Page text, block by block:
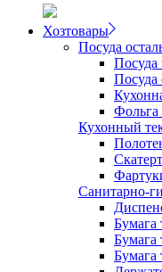
Хозтовары
Посуда
Посуда
Посуда
Фольга
Кухонный
Санитарно-
Бумага
Бумага
Бумага